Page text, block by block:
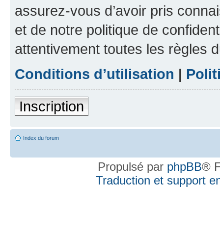
assurez-vous d’avoir pris
et de notre politique de
attentivement toutes les règles
Conditions d’utilisation |
Inscription
Index du forum
Propulsé par phpBB®
Traduction et support